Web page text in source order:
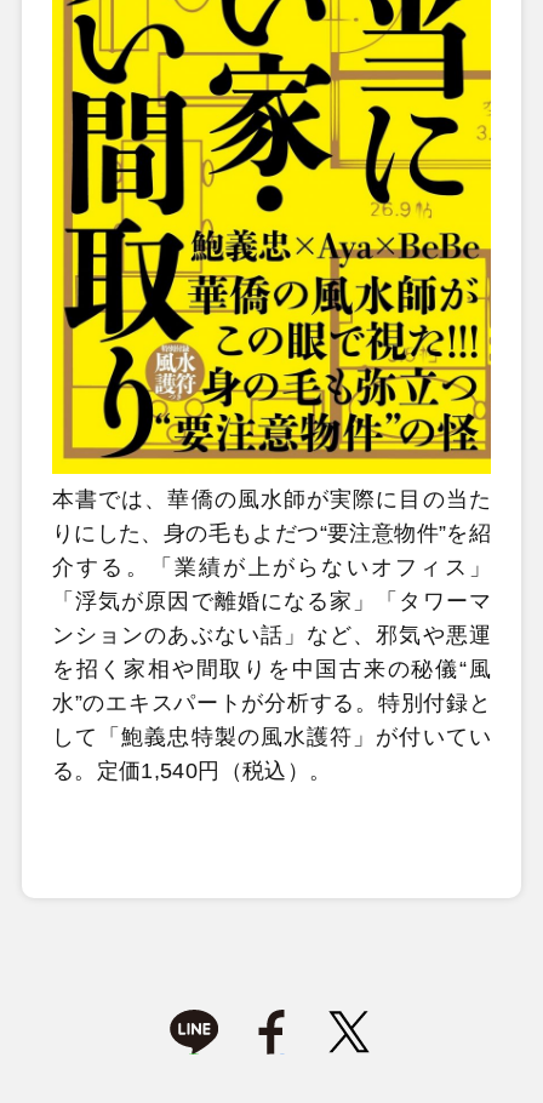
本書では、華僑の風水師が実際に目の当た
りにした、身の毛もよだつ“要注意物件”を紹
介する。「業績が上がらないオフィス」
「浮気が原因で離婚になる家」「タワーマ
ンションのあぶない話」など、邪気や悪運
を招く家相や間取りを中国古来の秘儀“風
水”のエキスパートが分析する。特別付録と
して「鮑義忠特製の風水護符」が付いてい
る。定価1,540円（税込）。